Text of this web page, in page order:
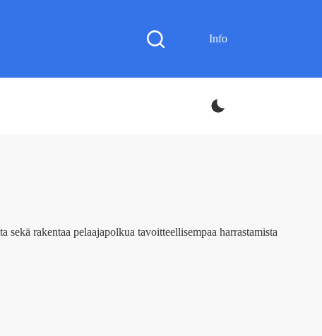
Info
rakentaa pelaajapolkua tavoitteellisempaa harrastamista